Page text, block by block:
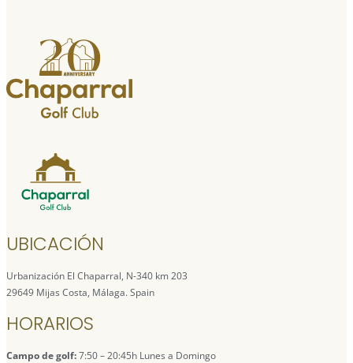
UBICACIÓN
Urbanización El Chaparral, N-340 km 203
29649 Mijas Costa, Málaga. Spain
HORARIOS
Campo de golf:7:50 – 20:45h Lunes a Domingo